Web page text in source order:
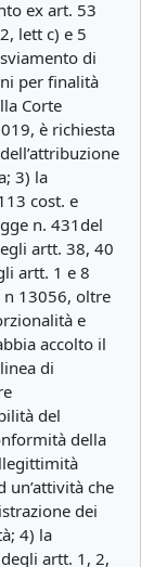
ex art. 53
lett c) e 5
di
per finalità
Corte
è richiesta
3) la
cost. e
n. 431del
artt. 38, 40
artt. 1 e 8
n 13056, oltre
e
accolto il
di
del
della
un’attività che
dei
4) la
artt. 1, 2,